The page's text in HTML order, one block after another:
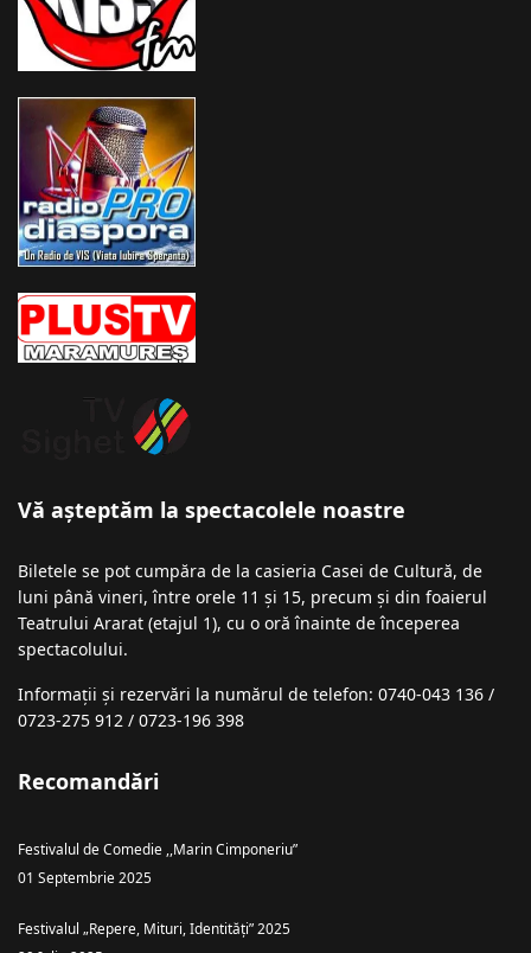
Vă așteptăm la spectacolele noastre
Biletele se pot cumpăra de la casieria Casei de Cultură, de
luni până vineri, între orele 11 și 15, precum și din foaierul
Teatrului Ararat (etajul 1), cu o oră înainte de începerea
spectacolului.
Informații şi rezervări la numărul de telefon: 0740-043 136 /
0723-275 912 / 0723-196 398
Recomandări
Festivalul de Comedie ,,Marin Cimponeriu”
01 Septembrie 2025
Festivalul „Repere, Mituri, Identități” 2025